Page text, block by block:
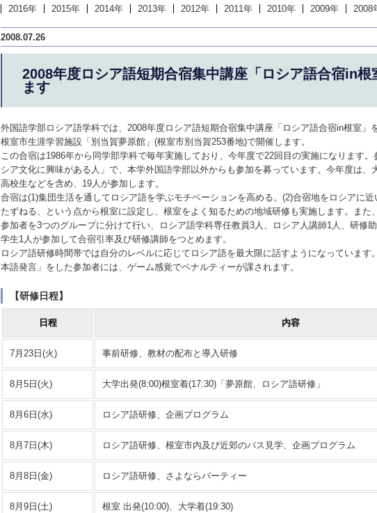
2016年 2015年 2014年 2013年 2012年 2011年 2010年 2009年 2008
2008.07.26
2008年度ロシア語短期合宿集中講座「ロシア語合宿in根
ます
外国語学部ロシア語学科では、2008年度ロシア語短期合宿集中講座「ロシア語合宿in根室」
根室市生涯学習施設「別当賀夢原館」(根室市別当賀253番地)で開催します。
この合宿は1986年から同学部学科で毎年実施しており、今年度で22回目の実施になります。
シア文化に興味がある人」で、本学外国語学部以外からも参加を募っています。今年度は、
高校生などを含め、19人が参加します。
合宿は(1)集団生活を通してロシア語を学ぶモチベーションを高める。(2)合宿地をロシアに
たずねる、という点から根室に設定し、根室をよく知るための地域研修も実施します。また
参加者を3つのグループに分けて行い、ロシア語学科専任教員3人、ロシア人講師1人、研修
学生1人が参加して合宿引率及び研修講師をつとめます。
ロシア語研修時間帯では自分のレベルに応じてロシア語を最大限に話すようになっています
本語発言」をした参加者には、ゲーム感覚でペナルティーが課されます。
【研修日程】
日程 内容
7月23日(火) 事前研修、教材の配布と導入研修
8月5日(火) 大学出発(8:00)根室着(17:30)「夢原館、ロシア語研修」
8月6日(水) ロシア語研修、企画プログラム
8月7日(木) ロシア語研修、根室市内及び近郊のバス見学、企画プログラム
8月8日(金) ロシア語研修、さよならパーティー
8月9日(土) 根室 出発(10:00)、大学着(19:30)